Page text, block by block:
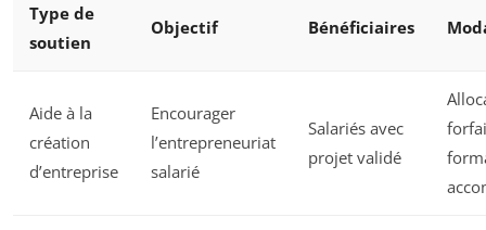
Type de
soutien
Objectif Bénéficiaires
Aide à la
création
d’entreprise
Encourager
l’entrepreneuriat
salarié
Salariés avec
projet validé